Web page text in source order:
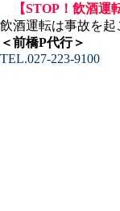
【STOP！飲酒運
飲酒運転は事故を起
＜前橋P代行＞
TEL.027-223-9100